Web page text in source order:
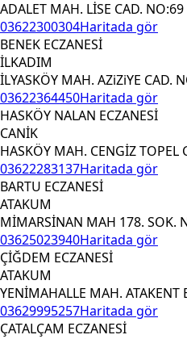
ADALET MAH. LİSE CAD. NO:69
03622300304Haritada gör
BENEK ECZANESİ
İLKADIM
İLYASKÖY MAH. AZiZiYE CAD.
03622364450Haritada gör
HASKÖY NALAN ECZANESİ
CANİK
HASKÖY MAH. CENGİZ TOPEL
03622283137Haritada gör
BARTU ECZANESİ
ATAKUM
MİMARSİNAN MAH 178. SOK.
03625023940Haritada gör
ÇİĞDEM ECZANESİ
ATAKUM
YENİMAHALLE MAH. ATAKENT
03629995257Haritada gör
ÇATALÇAM ECZANESİ